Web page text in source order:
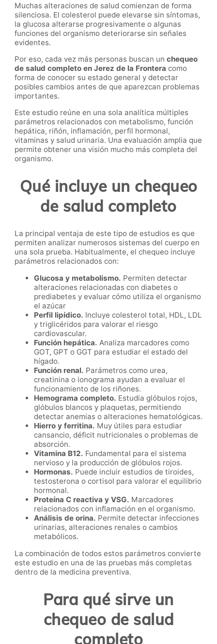
Muchas alteraciones de salud comienzan de forma
silenciosa. El colesterol puede elevarse sin síntomas,
la glucosa alterarse progresivamente o algunas
funciones del organismo deteriorarse sin señales
evidentes.
Por eso, cada vez más personas buscan un chequeo
de salud completo en Jerez de la Frontera como
forma de conocer su estado general y detectar
posibles cambios antes de que aparezcan problemas
importantes.
Este estudio reúne en una sola analítica múltiples
parámetros relacionados con metabolismo, función
hepática, riñón, inflamación, perfil hormonal,
vitaminas y salud urinaria. Una evaluación amplia que
permite obtener una visión mucho más completa del
organismo.
Qué incluye un chequeo
de salud completo
La principal ventaja de este tipo de estudios es que
permiten analizar numerosos sistemas del cuerpo en
una sola prueba. Habitualmente, el chequeo incluye
parámetros relacionados con:
Glucosa y metabolismo. Permiten detectar
alteraciones relacionadas con diabetes o
prediabetes y evaluar cómo utiliza el organismo
el azúcar
Perfil lipídico. Incluye colesterol total, HDL, LDL
y triglicéridos para valorar el riesgo
cardiovascular.
Función hepática. Analiza marcadores como
GOT, GPT o GGT para estudiar el estado del
hígado.
Función renal. Parámetros como urea,
creatinina o ionograma ayudan a evaluar el
funcionamiento de los riñones.
Hemograma completo. Estudia glóbulos rojos,
glóbulos blancos y plaquetas, permitiendo
detectar anemias o alteraciones hematológicas.
Hierro y ferritina. Muy útiles para estudiar
cansancio, déficit nutricionales o problemas de
absorción.
Vitamina B12. Fundamental para el sistema
nervioso y la producción de glóbulos rojos.
Hormonas. Puede incluir estudios de tiroides,
testosterona o cortisol para valorar el equilibrio
hormonal.
Proteína C reactiva y VSG. Marcadores
relacionados con inflamación en el organismo.
Análisis de orina. Permite detectar infecciones
urinarias, alteraciones renales o cambios
metabólicos.
La combinación de todos estos parámetros convierte
este estudio en una de las pruebas más completas
dentro de la medicina preventiva.
Para qué sirve un
chequeo de salud
completo